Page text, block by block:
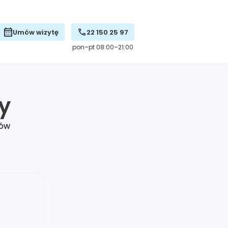
Umów wizytę 22 150 25 97
pon–pt 08:00–21:00